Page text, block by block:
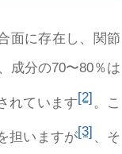
面に存在し、関節
成分の70〜80％は
れています[2] 。こ
担いますが[3] 、そ